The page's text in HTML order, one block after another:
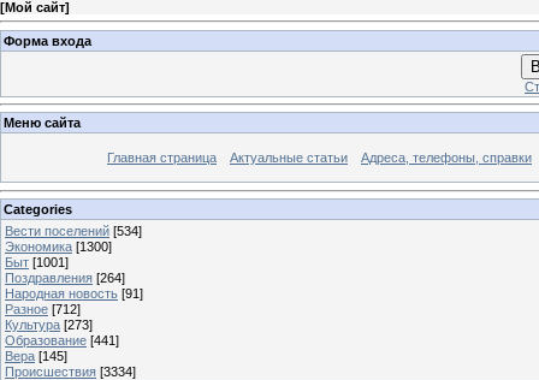
[Мой сайт]
Форма входа
Меню сайта
Главная страница Актуальные статьи Адреса, телефоны, справки
Categories
Вести поселений [534]
Экономика [1300]
Быт [1001]
Поздравления [264]
Народная новость [91]
Разное [712]
Культура [273]
Образование [441]
Вера [145]
Происшествия [3334]